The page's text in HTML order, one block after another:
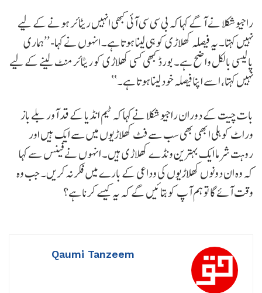
راجیو شکلا نے آگے کہا کہ بی سی سی آئی کبھی انہیں ریٹائر ہونے کے لیے
نہیں کہتا۔ یہ فیصلہ کھلاڑی کو ہی لینا ہوتا ہے۔ انہوں نے کہا- ’’ہماری
پالیسی بالکل واضح ہے۔ بورڈ کبھی کسی کھلاڑی کو ریٹائرمنٹ لینے کے لیے
نہیں کہتا، اسے اپنا فیصلہ خود لینا ہوتا ہے۔‘‘
بات چیت کے دوران راجیو شکلا نے کہا کہ ٹیم انڈیا کے قد آور بلے باز
وراٹ کوہلی ابھی بھی سب سے فٹ کھلاڑیوں میں سے ایک ہیں اور
روہت شرما ایک بہترین ونڈے کھلاڑی ہیں۔ انہوں نے فینس سے کہا
کہ وہ ان دونوں کھلاڑیوں کی وداعی کے بارے میں فکر نہ کریں۔ جب وہ
وقت آئے گا تو ہم آپ کو بتائیں گے کہ یہ کیسے کرنا ہے؟
Qaumi Tanzeem